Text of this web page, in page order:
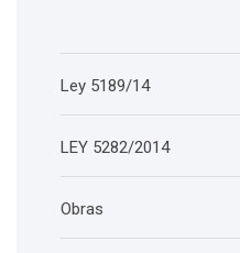
Ley 5189/14
LEY 5282/2014
Obras